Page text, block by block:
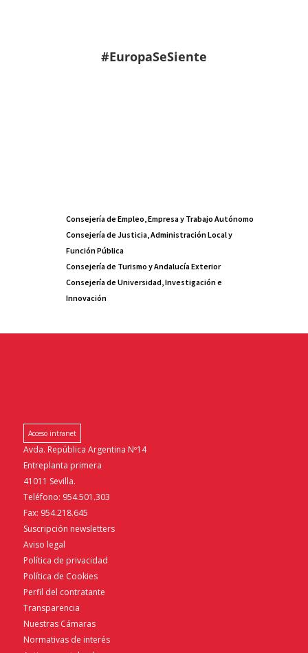
#EuropaSeSiente
Consejería de Empleo, Empresa y Trabajo Autónomo
Consejería de Justicia, Administración Local y
Función Pública
Consejería de Turismo y Andalucía Exterior
Consejería de Universidad, Investigación e
Innovación
Acceso intranet
Avda. República Argentina Nº14
Entreplanta primera
41011 Sevilla.
Teléfono: 954.501.303
Fax: 954.218.645
Suscripción newsletters
Aviso legal
Política de privacidad
Política de Cookies
Perfil del contratante
Transparencia
Nuestras Cámaras
Normativas de interés